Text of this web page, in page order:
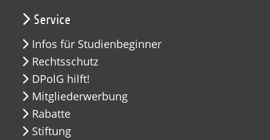
Service
Infos für Studienbeginner
Rechtsschutz
DPolG hilft!
Mitgliederwerbung
Rabatte
Stiftung